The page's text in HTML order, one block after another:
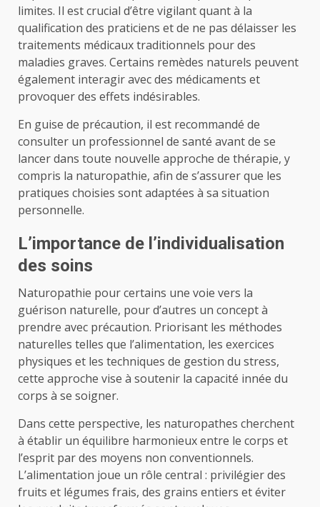
limites. Il est crucial d’être vigilant quant à la
qualification des praticiens et de ne pas délaisser les
traitements médicaux traditionnels pour des
maladies graves. Certains remèdes naturels peuvent
également interagir avec des médicaments et
provoquer des effets indésirables.
En guise de précaution, il est recommandé de
consulter un professionnel de santé avant de se
lancer dans toute nouvelle approche de thérapie, y
compris la naturopathie, afin de s’assurer que les
pratiques choisies sont adaptées à sa situation
personnelle.
L’importance de l’individualisation
des soins
Naturopathie pour certains une voie vers la
guérison naturelle, pour d’autres un concept à
prendre avec précaution. Priorisant les méthodes
naturelles telles que l’alimentation, les exercices
physiques et les techniques de gestion du stress,
cette approche vise à soutenir la capacité innée du
corps à se soigner.
Dans cette perspective, les naturopathes cherchent
à établir un équilibre harmonieux entre le corps et
l’esprit par des moyens non conventionnels.
L’alimentation joue un rôle central : privilégier des
fruits et légumes frais, des grains entiers et éviter